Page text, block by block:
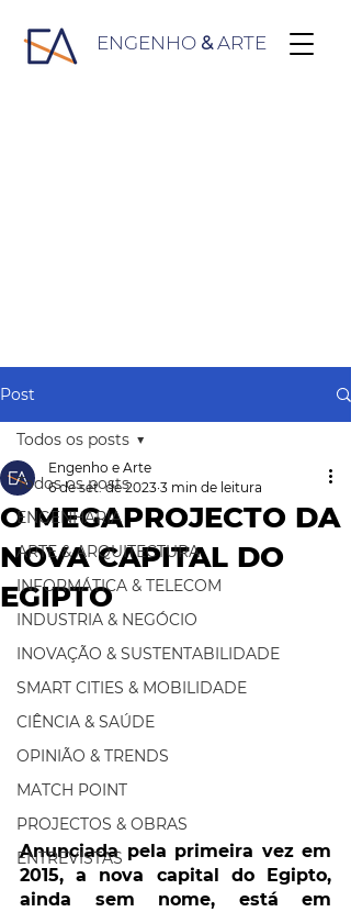
ENGENHO &ARTE
Post
Todos os posts
ENGENHARIA
ARTE & ARQUITECTURA
INFORMÁTICA & TELECOM
INDUSTRIA & NEGÓCIO
INOVAÇÃO & SUSTENTABILIDADE
SMART CITIES & MOBILIDADE
CIÊNCIA & SAÚDE
OPINIÃO & TRENDS
MATCH POINT
PROJECTOS & OBRAS
ENTREVISTAS
Todos os posts
O MEGAPROJECTO DA
NOVA CAPITAL DO
EGIPTO
Engenho e Arte
6 de set. de 2023 3 min de leitura
Anunciada pela primeira vez em
2015, a nova capital do Egipto,
ainda sem nome, está em